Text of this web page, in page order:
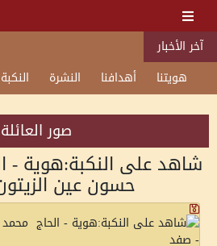
آخر الأخبار
هويتنا
أهدافنا النشرة النكبة
صور العائلة
شاهد على النكبة:هوية
حسون عين